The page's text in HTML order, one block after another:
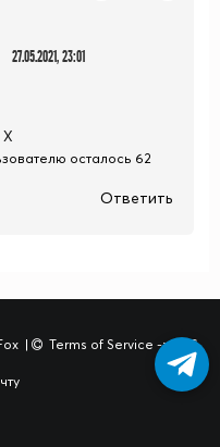
27.05.2021, 23:01
осталось 62
Ответить
| Terms of Service -> TOS